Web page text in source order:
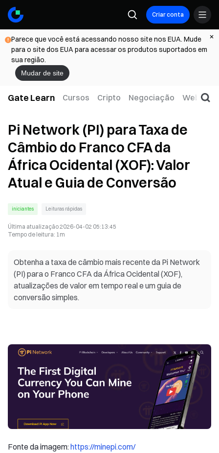
Criar conta
Parece que você está acessando nosso site nos EUA. Mude
para o site dos EUA para acessar os produtos suportados em
sua região.
Mudar de site
Gate Learn Cursos Cripto Negociação Web3
Pi Network (PI) para Taxa de
Câmbio do Franco CFA da
África Ocidental (XOF): Valor
Atual e Guia de Conversão
iniciantes Leituras rápidas
Última atualização2026-04-02 05:13:45
Tempo de leitura: 1m
Obtenha a taxa de câmbio mais recente da Pi Network
(PI) para o Franco CFA da África Ocidental (XOF),
atualizações de valor em tempo real e um guia de
conversão simples.
Fonte da imagem:https://minepi.com/